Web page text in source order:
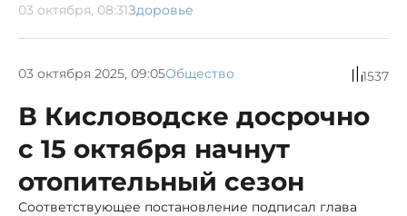
03 октября, 08:31Здоровье
03 октября 2025, 09:05Общество 1537
В Кисловодске досрочно
с 15 октября начнут
отопительный сезон
Соответствующее постановление подписал глава